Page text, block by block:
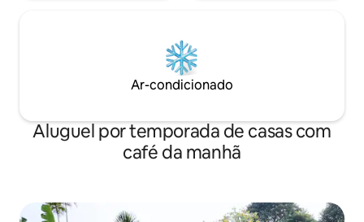
Ar-condicionado
Aluguel por temporada de casas com
café da manhã